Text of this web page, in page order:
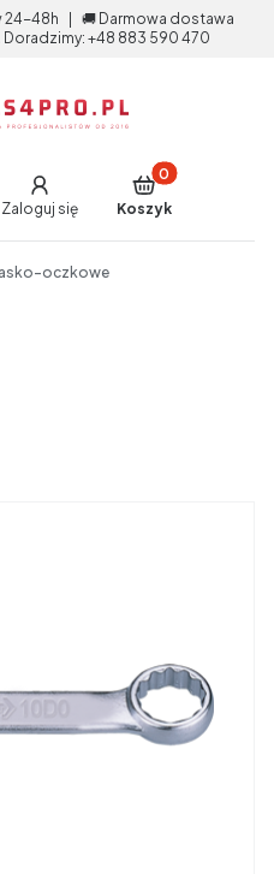
24-48h | 🚚 Darmowa dostawa
+48 883 590 470
Zaloguj się
Produkty w
Koszyk
oczkowe